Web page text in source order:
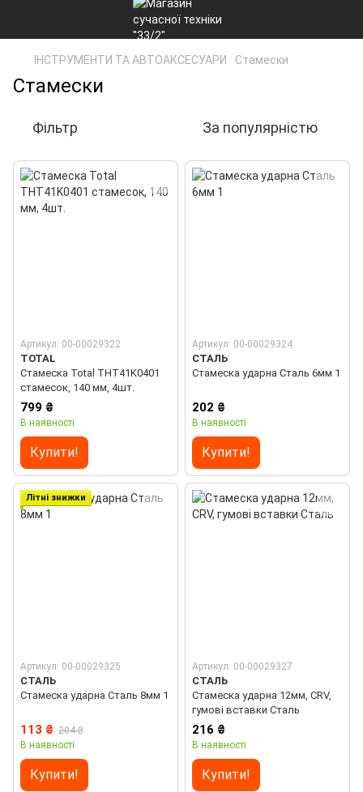
ІНСТРУМЕНТИ ТА АВТОАКСЕСУАРИ Стамески
Стамески
Фільтр За популярністю
Артикул: 00-00029322
TOTAL
Стамеска Total THT41K0401
стамесок, 140 мм, 4шт.
799 ₴
В наявності
Купити!
Артикул: 00-00029324
СТАЛЬ
Стамеска ударна Сталь 6мм 1
202 ₴
В наявності
Купити!
Літні знижки
Артикул: 00-00029325
СТАЛЬ
Стамеска ударна Сталь 8мм 1
113 ₴ 204 ₴
В наявності
Купити!
Артикул: 00-00029327
СТАЛЬ
Стамеска ударна 12мм, CRV,
гумові вставки Сталь
216 ₴
В наявності
Купити!